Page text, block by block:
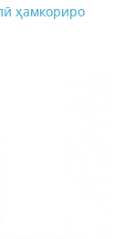
ҳамкориро